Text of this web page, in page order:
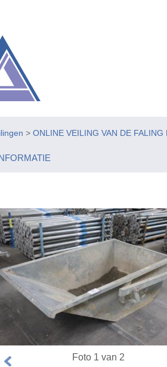
> ONLINE VEILING VAN DE FALING
Foto 1 van 2